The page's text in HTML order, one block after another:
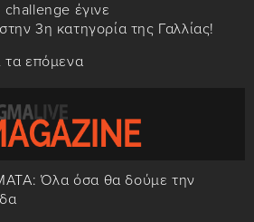
έγινε
3η κατηγορία της Γαλλίας!
τα επόμενα
Όλα όσα θα δούμε την